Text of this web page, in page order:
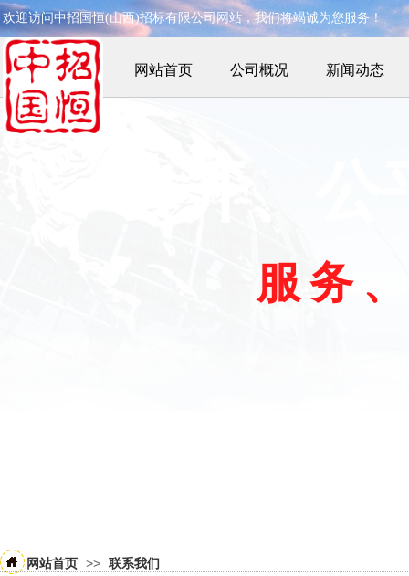
欢迎访问中招国恒(山西)招标有限公司网站，我们将竭诚为您服务！
网站首页 公司概况 新闻动态
服 务
网站首页 >> 联系我们